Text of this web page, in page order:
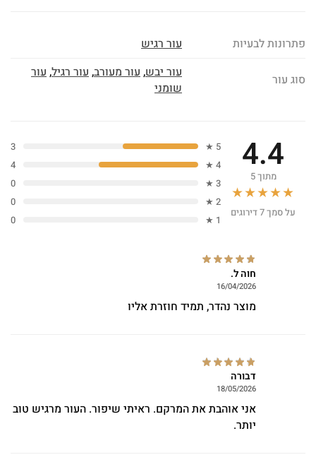
פתרונות לבעיות עור רגיש
סוג עור עור יבש,עור מעורב,עור רגיל,עור
שומני
4.4
מתוך 5
★★★★★
על סמך 7 דירוגים
5 ★
3
4 ★
4
3 ★
0
2 ★
0
1 ★
0
חוה ל.
16/04/2026
מוצר נהדר, תמיד חוזרת אליו
דבורה
18/05/2026
אני אוהבת את המרקם. ראיתי שיפור. העור מרגיש טוב
יותר.